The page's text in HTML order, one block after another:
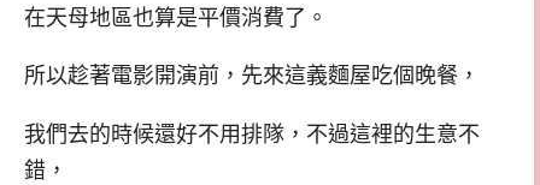
在天母地區也算是平價消費了。
所以趁著電影開演前，先來這義麵屋吃個晚餐，
我們去的時候還好不用排隊，不過這裡的生意不
錯，